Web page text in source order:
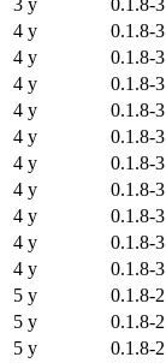
3 y
0.1.8-3
4 y
0.1.8-3
4 y
0.1.8-3
4 y
0.1.8-3
4 y
0.1.8-3
4 y
0.1.8-3
4 y
0.1.8-3
4 y
0.1.8-3
4 y
0.1.8-3
4 y
0.1.8-3
4 y
0.1.8-3
5 y
0.1.8-2
5 y
0.1.8-2
5 y
0.1.8-2